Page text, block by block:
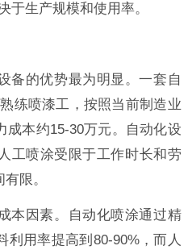
于生产规模和使用率。
备的优势最为明显。一套自
练喷漆工，按照当前制造业
成本约15-30万元。自动化设
工喷涂受限于工作时长和劳
限。
本因素。自动化喷涂通过精
利用率提高到80-90%，而人